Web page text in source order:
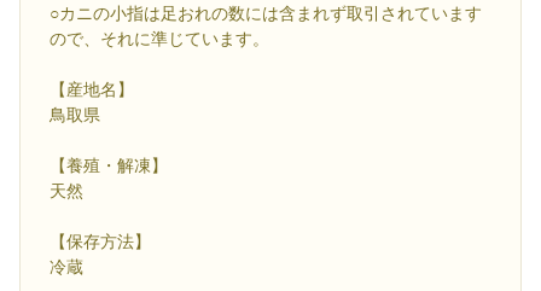
○カニの小指は足おれの数には含まれず取引されています
ので、それに準じています。
【産地名】
鳥取県
【養殖・解凍】
天然
【保存方法】
冷蔵